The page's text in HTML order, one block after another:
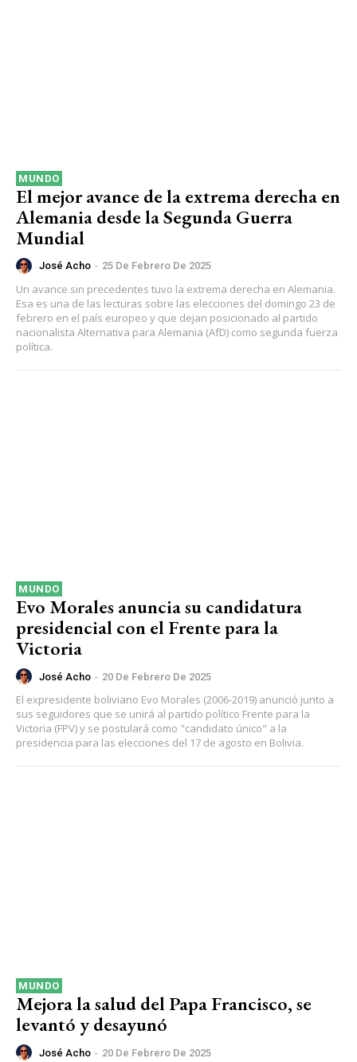
MUNDO
El mejor avance de la extrema derecha en
Alemania desde la Segunda Guerra
Mundial
José Acho - 25 De Febrero De 2025
Un avance sin precedentes tuvo la extrema derecha en Alemania.
Esa es una de las lecturas sobre las elecciones del domingo 23 de
febrero en el país europeo y que dejan posicionado al partido
nacionalista Alternativa para Alemania (AfD) como segunda fuerza
política.
MUNDO
Evo Morales anuncia su candidatura
presidencial con el Frente para la
Victoria
José Acho - 20 De Febrero De 2025
El expresidente boliviano Evo Morales (2006-2019) anunció junto a
sus seguidores que se unirá al partido político Frente para la
Victoria (FPV) y se postulará como "candidato único" a la
presidencia para las elecciones del 17 de agosto en Bolivia.
MUNDO
Mejora la salud del Papa Francisco, se
levantó y desayunó
José Acho - 20 De Febrero De 2025